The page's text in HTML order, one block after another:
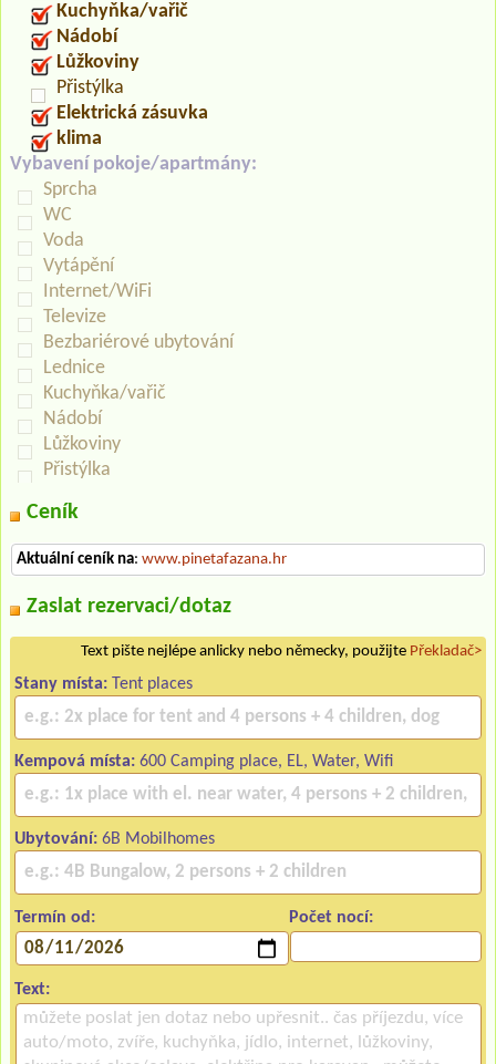
Kuchyňka/vařič
Nádobí
Lůžkoviny
Přistýlka
Elektrická zásuvka
klima
Vybavení pokoje/apartmány:
Sprcha
WC
Voda
Vytápění
Internet/WiFi
Televize
Bezbariérové ubytování
Lednice
Kuchyňka/vařič
Nádobí
Lůžkoviny
Přistýlka
Ceník
Aktuální ceník na: www.pinetafazana.hr
Zaslat rezervaci/dotaz
Text pište nejlépe anlicky nebo německy, použijte Překladač>
Stany místa: Tent places
Kempová místa: 600 Camping place, EL, Water, Wifi
Ubytování: 6B Mobilhomes
Termín od: Počet nocí:
Text: